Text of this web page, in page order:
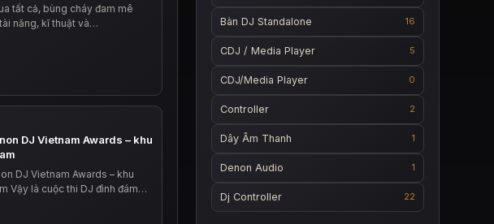
tất cả, bùng cháy đam mê
năng, kĩ thuật và…
DJ Vietnam Awards – khu
DJ Vietnam Awards – khu
Vậy là cuộc thi DJ đình đám…
Bàn DJ Standalone 16
CDJ / Media Player 5
CDJ/Media Player 0
Controller 2
Dây Âm Thanh 1
Denon Audio 1
Dj Controller 22